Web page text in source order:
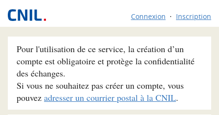
Connexion Inscription
Pour l'utilisation de ce service, la création d’un
compte est obligatoire et protège la confidentialité
des échanges.
Si vous ne souhaitez pas créer un compte, vous
pouvez adresser un courrier postal à la CNIL.